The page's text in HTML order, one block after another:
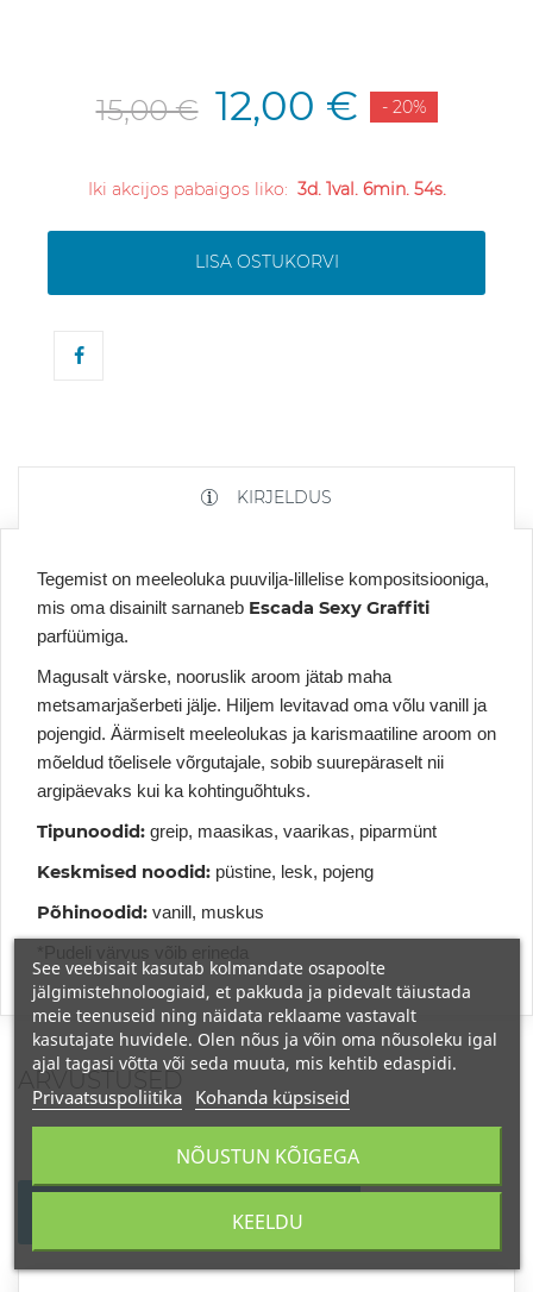
15,00 € 12,00 € - 20%
Iki akcijos pabaigos liko: 3d. 1val. 6min. 53s.
LISA OSTUKORVI
KIRJELDUS
Tegemist on meeleoluka puuvilja-lillelise kompositsiooniga,
mis oma disainilt sarnaneb Escada Sexy Graffiti
parfüümiga.
Magusalt värske, nooruslik aroom jätab maha
metsamarjašerbeti jälje. Hiljem levitavad oma võlu vanill ja
pojengid. Äärmiselt meeleolukas ja karismaatiline aroom on
mõeldud tõelisele võrgutajale, sobib suurepäraselt nii
argipäevaks kui ka kohtinguõhtuks.
Tipunoodid: greip, maasikas, vaarikas, piparmünt
Keskmised noodid: püstine, lesk, pojeng
Põhinoodid: vanill, muskus
ARVUSTUSED
KIRJUTAGE OMA ARVUSTUS
See veebisait kasutab kolmandate osapoolte
jälgimistehnoloogiaid, et pakkuda ja pidevalt täiustada
meie teenuseid ning näidata reklaame vastavalt
kasutajate huvidele. Olen nõus ja võin oma nõusoleku igal
ajal tagasi võtta või seda muuta, mis kehtib edaspidi.
Privaatsuspoliitika Kohanda küpsiseid
KEELDU
NÕUSTUN KÕIGEGA